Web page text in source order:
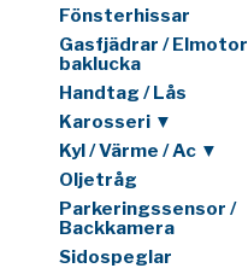
Fönsterhissar
Gasfjädrar / Elmotor
baklucka
Handtag / Lås
Karosseri ▼
Kyl / Värme / Ac ▼
Oljetråg
Parkeringssensor /
Backkamera
Sidospeglar